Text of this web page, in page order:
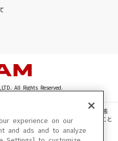
All Rights Reserved.
像・写真・動画・音声等を、手段や形態
断で複製、転載、ファイル化などすること
experience on our
and ads and to analyze